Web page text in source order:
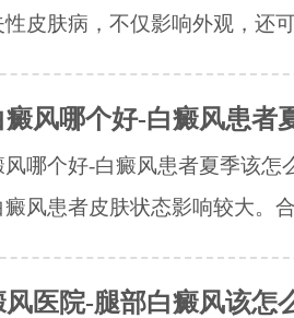
皮肤病，不仅影响外观，还
癜风哪个好-白癜风患者
风哪个好-白癜风患者夏季该怎
风患者皮肤状态影响较大。
风医院-腿部白癜风该怎